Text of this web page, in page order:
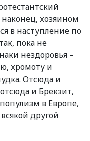
наконец, хозяином
в наступление по
пока не
нездоровья –
хромоту и
Отсюда и
и Брекзит,
в Европе,
другой